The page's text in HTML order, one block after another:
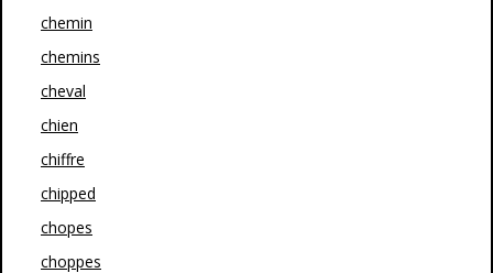
chemin
chemins
cheval
chien
chiffre
chipped
chopes
choppes